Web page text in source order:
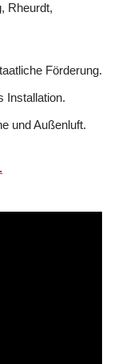
Rheurdt,
Förderung.
Installation.
und Außenluft.